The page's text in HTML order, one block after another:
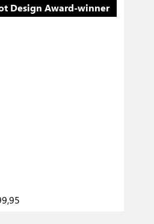
Design Award-winner